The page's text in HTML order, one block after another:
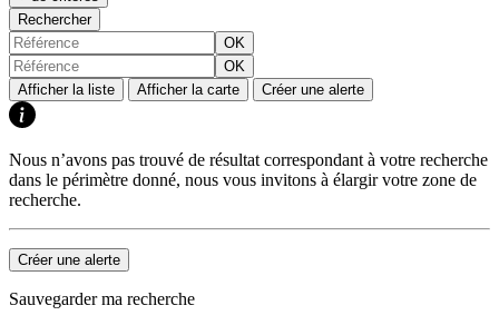
Rechercher
OK
OK
Afficher la liste
Afficher la carte Créer une alerte
Nous n’avons pas trouvé de résultat correspondant à votre recherche
dans le périmètre donné, nous vous invitons à élargir votre zone de
recherche.
Créer une alerte
Sauvegarder ma recherche